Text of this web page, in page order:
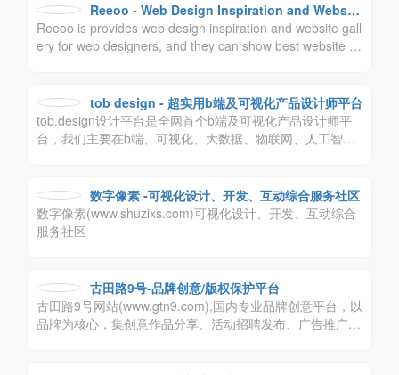
Reeoo - Web Design Inspiration and Website
Gallery
Reeoo is provides web design inspiration and website gall
ery for web designers, and they can show best website d
设计案例。tob design - 超实用b端及可视化产品设计师平台
tob.design设计平台是全网首个b端及可视化产品设计师平
台，我们主要在b端、可视化、大数据、物联网、人工智能
用，让工作更轻松，让生活更有趣！
数字像素 -可视化设计、开发、互动综合服务社区
数字像素(www.shuzixs.com)可视化设计、开发、互动综合
服务社区
古田路9号-品牌创意/版权保护平台
古田路9号网站(www.gtn9.com),国内专业品牌创意平台，以
品牌为核心，集创意作品分享、活动招聘发布、广告推广、